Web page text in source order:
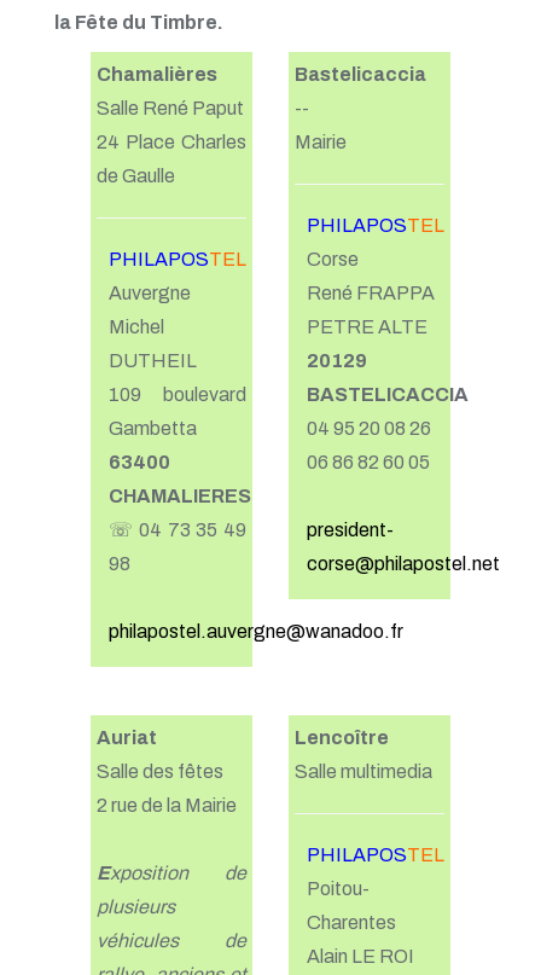
la Fête du Timbre.
Chamalières
Salle René Paput
24 Place Charles
de Gaulle
PHILAPOSTEL
Auvergne
Michel
DUTHEIL
109 boulevard
Gambetta
63400
CHAMALIERES
☏ 04 73 35 49
98
philapostel.auvergne@wanadoo.fr
Bastelicaccia
--
Mairie
PHILAPOSTEL
Corse
René FRAPPA
PETRE ALTE
20129
BASTELICACCIA
04 95 20 08 26
06 86 82 60 05
president-
corse@philapostel.net
Auriat
Salle des fêtes
2 rue de la Mairie
Exposition de
plusieurs
véhicules de
Lencoître
Salle multimedia
PHILAPOSTEL
Poitou-
Charentes
Alain LE ROI